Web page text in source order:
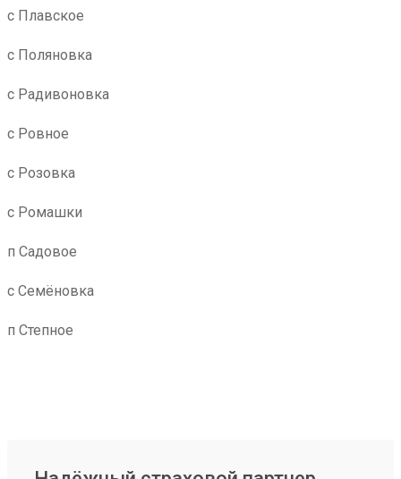
с Плавское
с Поляновка
с Радивоновка
с Ровное
с Розовка
с Ромашки
п Садовое
с Семёновка
п Степное